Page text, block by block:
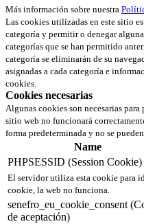
Más información sobre nuestra
Las cookies utilizadas en este sitio
categoría y permitir o denegar
categorías que se han permitido
categoría se eliminarán de su
asignadas a cada categoría e
cookies.
Cookies necesarias
Algunas cookies son necesarias
sitio web no funcionará
forma predeterminada y no se
Name
PHPSESSID (Session Cookie)
El servidor utiliza esta cookie para
cookie, la web no funciona.
senefro_eu_cookie_consent
de aceptación)